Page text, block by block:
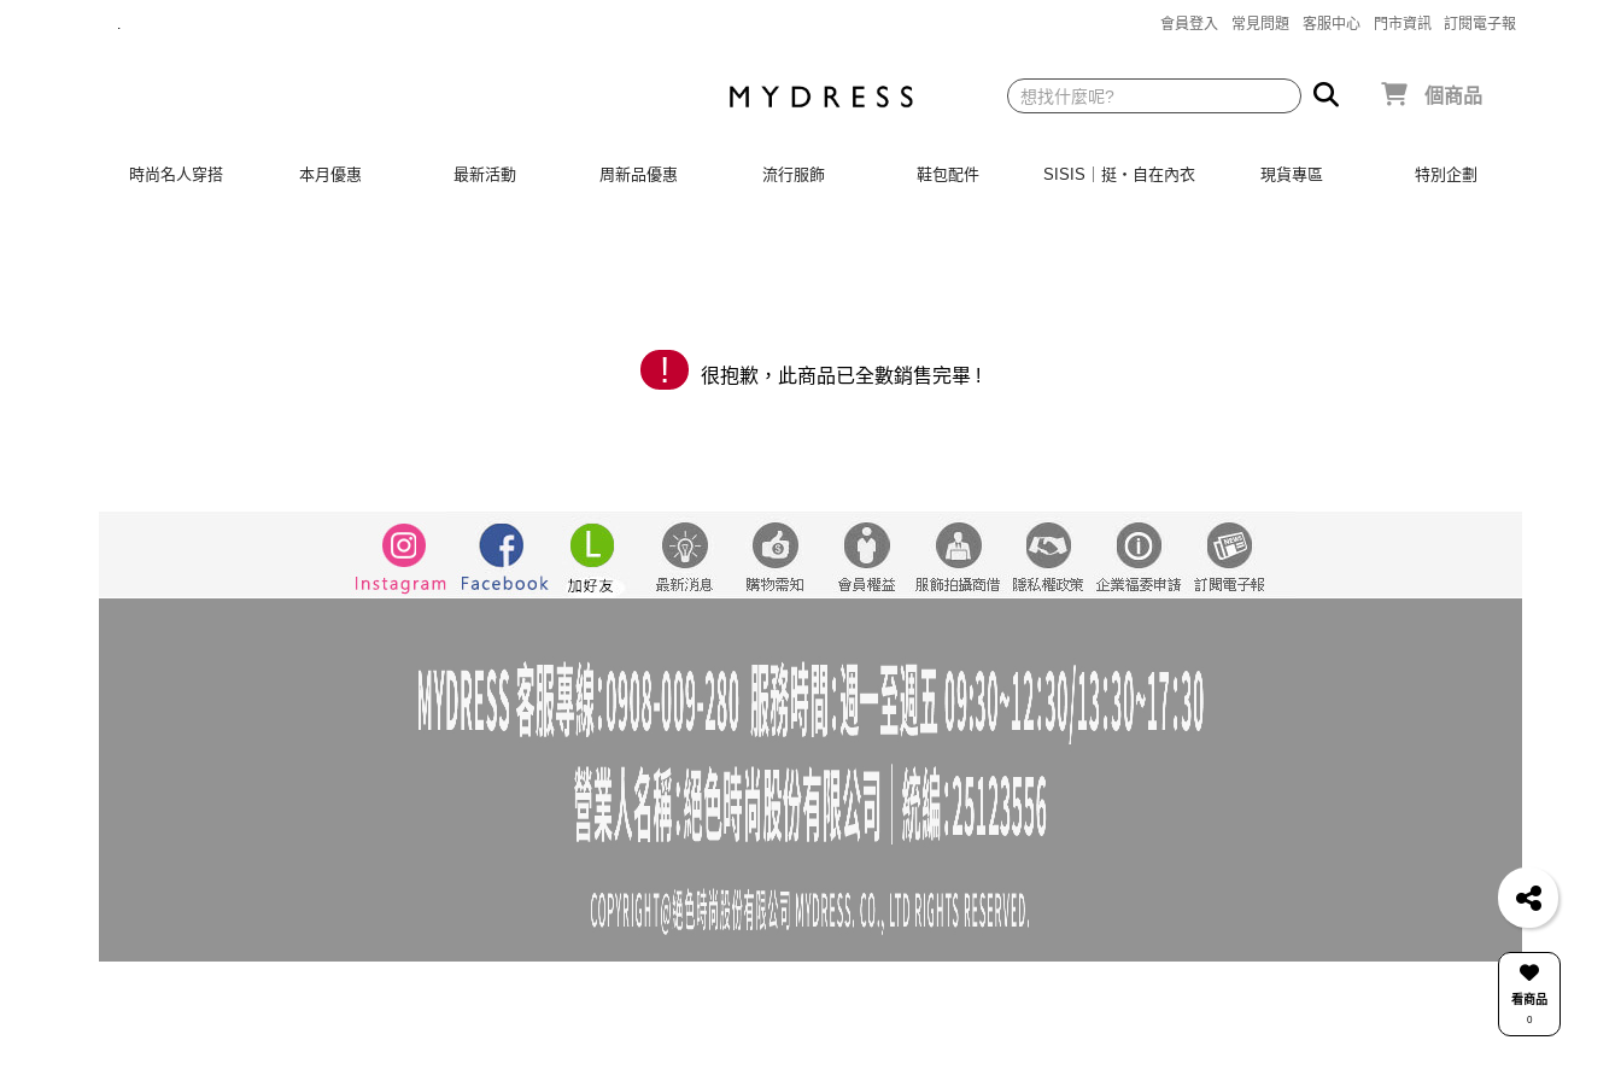
. 會員登入 常見問題 客服中心 門市資訊 訂閱電子報
個商品
時尚名人穿搭 本月優惠 最新活動 周新品優惠 流行服飾 鞋包配件 SISIS｜挺‧自在內衣 現貨專區 特別企劃
! 很抱歉，此商品已全數銷售完畢 !
看商品
0